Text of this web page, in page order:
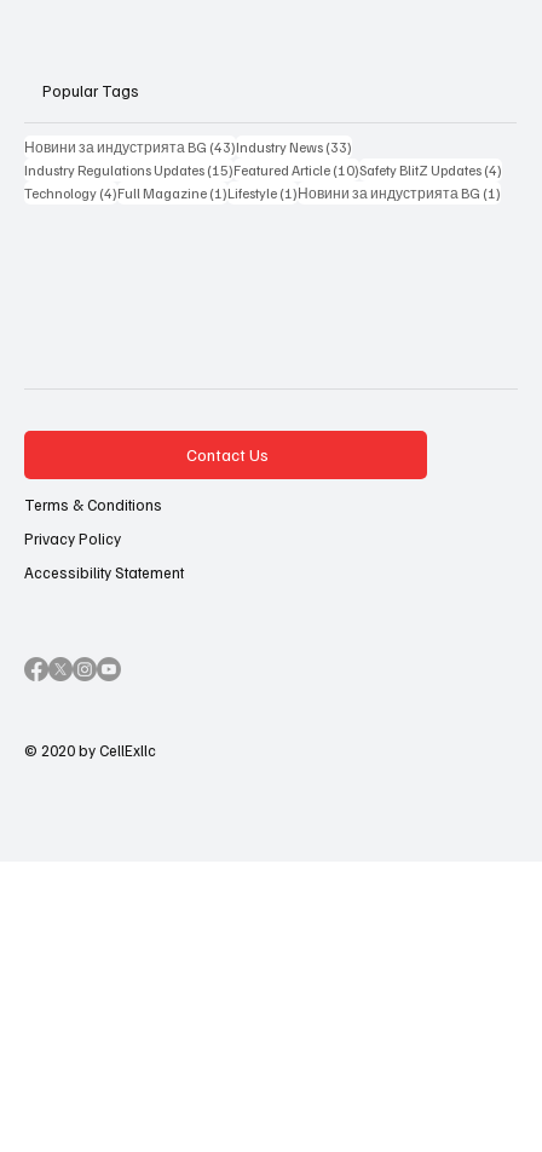
Popular Tags
Новини за индустрията BG (43)43 posts
Industry News (33)
Industry Regulations Updates (15)15 posts
Featured Article (10)10 posts
Safety BlitZ Updates (4)
Technology (4)4 posts
Full Magazine (1)1 post
Lifestyle (1)1 post
Новини за индустрията BG (1)
Contact Us
Terms & Conditions
Privacy Policy
Accessibility Statement
© 2020 by CellExllc